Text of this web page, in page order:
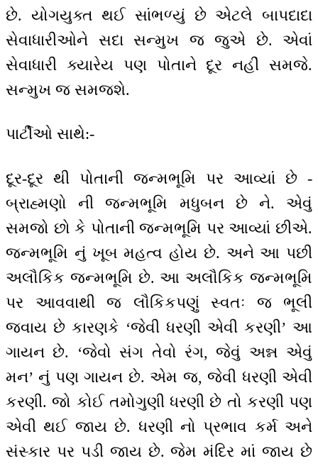
છે. યોગયુક્ત થઈ સાંભળ્યું છે એટલે બાપદાદા
સેવાધારીઓને સદા સન્મુખ જ જુએ છે. એવાં
સેવાધારી ક્યારેય પણ પોતાને દૂર નહીં સમજે.
સન્મુખ જ સમજશે.
પાર્ટીઓ સાથે:-
દૂર-દૂર થી પોતાની જન્મભૂમિ પર આવ્યાં છે -
બ્રાહ્મણો ની જન્મભૂમિ મધુબન છે ને. એવું
સમજો છો કે પોતાની જન્મભૂમિ પર આવ્યાં છીએ.
જન્મભૂમિ નું ખૂબ મહત્વ હોય છે. અને આ પછી
અલૌકિક જન્મભૂમિ છે. આ અલૌકિક જન્મભૂમિ
પર આવવાથી જ લૌકિકપણું સ્વતઃ જ ભૂલી
જવાય છે કારણકે ‘જેવી ધરણી એવી કરણી’ આ
ગાયન છે. ‘જેવો સંગ તેવો રંગ, જેવું અન્ન એવું
મન’ નું પણ ગાયન છે. એમ જ, જેવી ધરણી એવી
કરણી. જો કોઈ તમોગુણી ધરણી છે તો કરણી પણ
એવી થઈ જાય છે. ધરણી નો પ્રભાવ કર્મ અને
સંસ્કાર પર પડી જાય છે. જેમ મંદિર માં જાય છે